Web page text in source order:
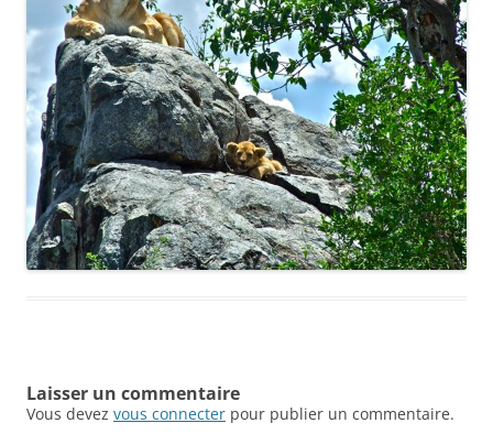
Laisser un commentaire
Vous devez vous connecter pour publier un commentaire.